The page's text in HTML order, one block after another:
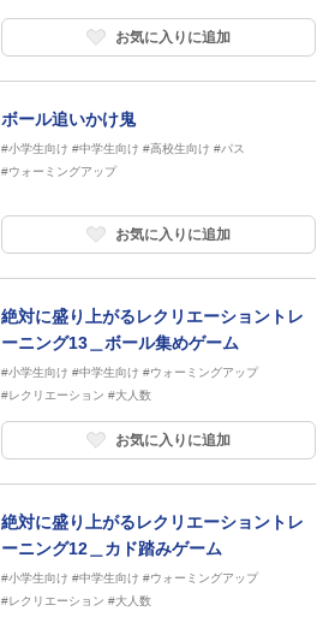
お気に入りに追加
ボール追いかけ鬼
#小学生向け #中学生向け #高校生向け #パス
#ウォーミングアップ
お気に入りに追加
絶対に盛り上がるレクリエーショントレ
ーニング13＿ボール集めゲーム
#小学生向け #中学生向け #ウォーミングアップ
#レクリエーション #大人数
お気に入りに追加
絶対に盛り上がるレクリエーショントレ
ーニング12＿カド踏みゲーム
#小学生向け #中学生向け #ウォーミングアップ
#レクリエーション #大人数